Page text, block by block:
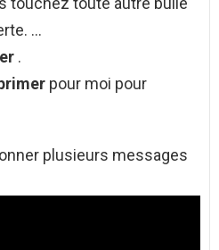
…
.
pour moi pour
plusieurs messages